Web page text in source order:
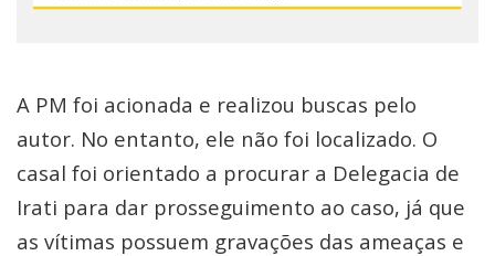
A PM foi acionada e realizou buscas pelo
autor. No entanto, ele não foi localizado. O
casal foi orientado a procurar a Delegacia de
Irati para dar prosseguimento ao caso, já que
as vítimas possuem gravações das ameaças e